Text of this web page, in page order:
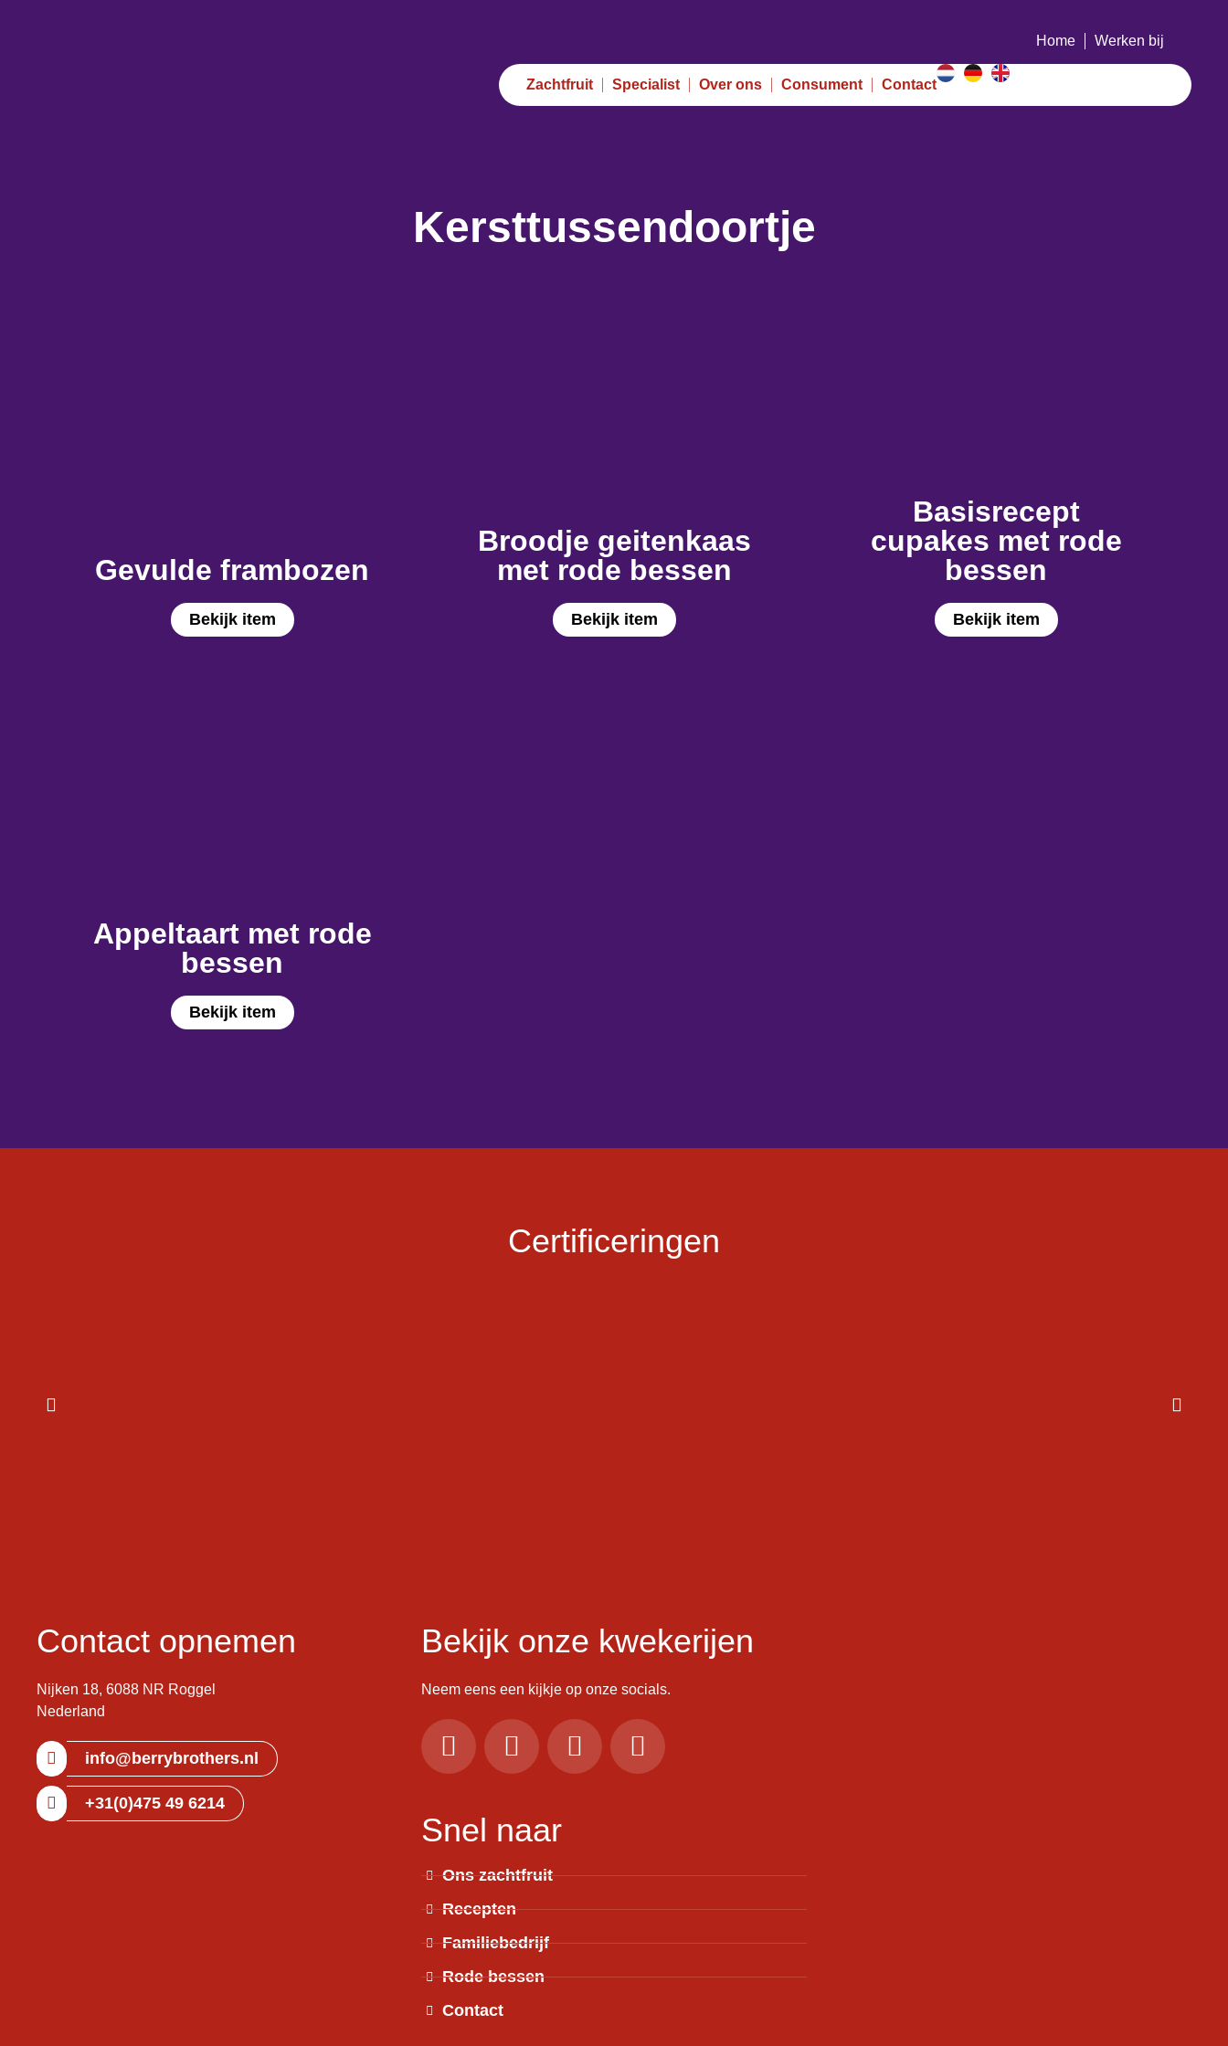
Home Werken bij
Zachtfruit Specialist Over ons Consument Contact
Kersttussendoortje
Bekijk item
Gevulde frambozen
Bekijk item
Broodje geitenkaas
met rode bessen
Bekijk item
Basisrecept
cupakes met rode
bessen
Bekijk item
Appeltaart met rode
bessen
Certificeringen
Contact opnemen
Nijken 18, 6088 NR Roggel
Nederland
info@berrybrothers.nl
+31(0)475 49 6214
Bekijk onze kwekerijen
Neem eens een kijkje op onze socials.
Snel naar
Ons zachtfruit
Recepten
Familiebedrijf
Rode bessen
Contact